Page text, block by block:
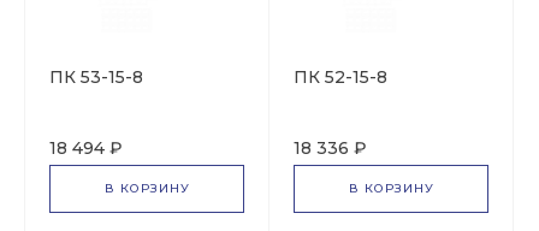
ПК 53-15-8
18 494 ₽
В КОРЗИНУ
ПК 52-15-8
18 336 ₽
В КОРЗИНУ